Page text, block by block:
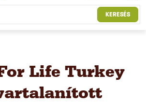
KERESÉS
KOSÁR
Life Turkey